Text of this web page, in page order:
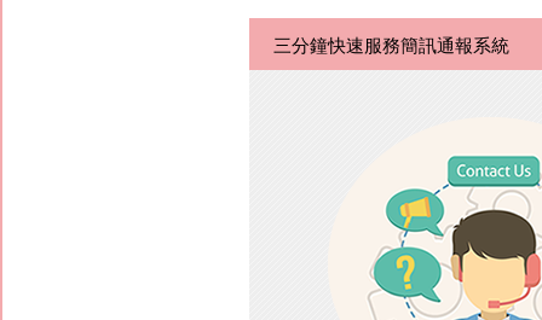
三分鐘快速服務簡訊通報系統